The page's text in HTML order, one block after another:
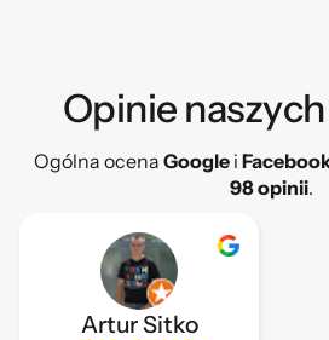
Opinie
Ogólna ocena Google i
98 opinii.
Artur Sitko